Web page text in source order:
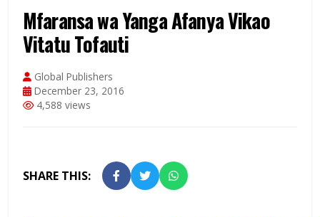
Mfaransa wa Yanga Afanya Vikao
Vitatu Tofauti
Global Publishers
December 23, 2016
4,588 views
SHARE THIS: